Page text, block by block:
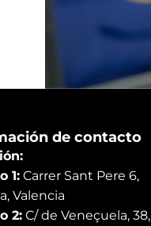
de contacto
1: Carrer Sant Pere 6,
Valencia
2: C/ de Veneçuela, 38,